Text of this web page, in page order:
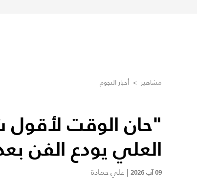
مشاهير > أخبار النجوم
"حان الوقت لأقول
العلي يودع الفن بعد 30
09 آب 2026 | علي حمادة